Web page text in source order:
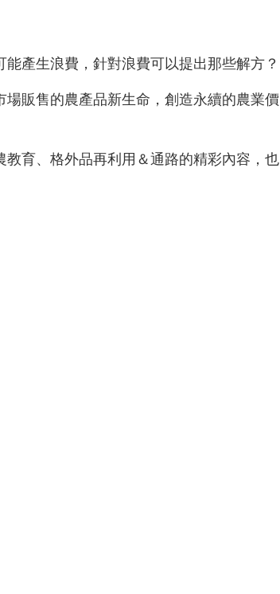
產生浪費，針對浪費可以提出那些解方？
販售的農產品新生命，創造永續的農業價
育、格外品再利用＆通路的精彩內容，也